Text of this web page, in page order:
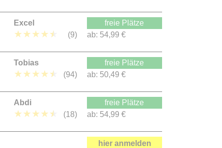
Excel
★★★★★ (9)
freie Plätze
ab: 54,99 €
Tobias
★★★★★ (94)
freie Plätze
ab: 50,49 €
Abdi
★★★★★ (18)
freie Plätze
ab: 54,99 €
hier anmelden